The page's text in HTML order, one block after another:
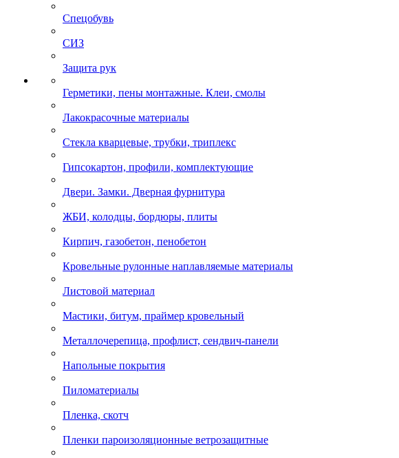
Спецобувь
СИЗ
Защита рук
Герметики, пены монтажные. Клеи, смолы
Лакокрасочные материалы
Стекла кварцевые, трубки, триплекс
Гипсокартон, профили, комплектующие
Двери. Замки. Дверная фурнитура
ЖБИ, колодцы, бордюры, плиты
Кирпич, газобетон, пенобетон
Кровельные рулонные наплавляемые материалы
Листовой материал
Мастики, битум, праймер кровельный
Металлочерепица, профлист, сендвич-панели
Напольные покрытия
Пиломатериалы
Пленка, скотч
Пленки пароизоляционные ветрозащитные